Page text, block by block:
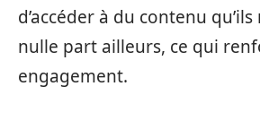
d’accéder à du contenu
nulle part ailleurs, ce qui
engagement.